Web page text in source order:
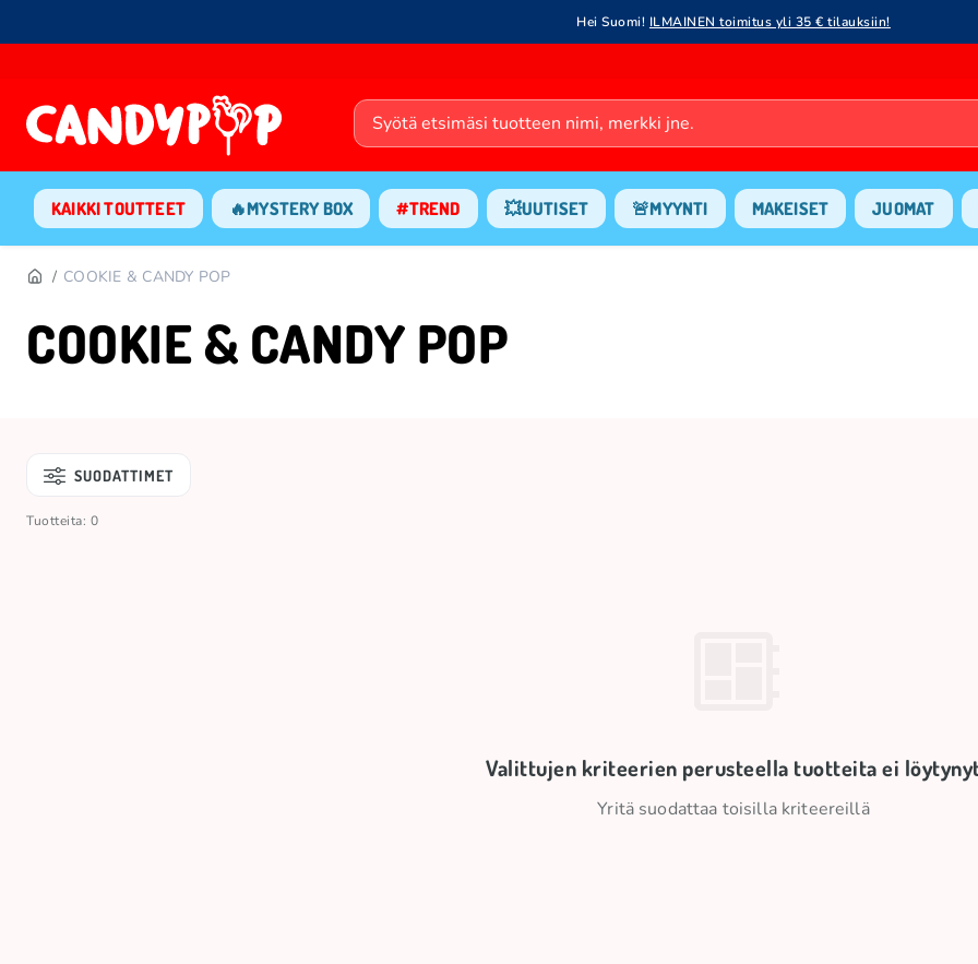
Hei Suomi! ILMAINEN toimitus yli 35 € tilauksiin!
KAIKKI TOUTTEET 🔥MYSTERY BOX #TREND 💥UUTISET 🚨MYYNTI MAKEISET JUOMAT
COOKIE & CANDY POP
COOKIE & CANDY POP
SUODATTIMET
Tuotteita: 0
Valittujen kriteerien perusteella tuotteita ei
Yritä suodattaa toisilla kriteereillä